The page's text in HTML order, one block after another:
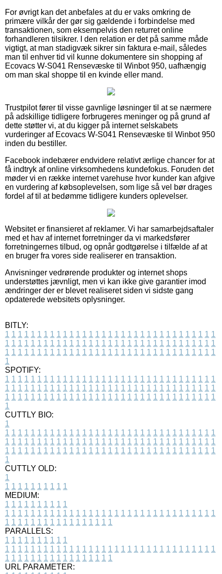
For øvrigt kan det anbefales at du er vaks omkring de
primære vilkår der gør sig gældende i forbindelse med
transaktionen, som eksempelvis den returret online
forhandleren tilsikrer. I den relation er det på samme måde
vigtigt, at man stadigvæk sikrer sin faktura e-mail, således
man til enhver tid vil kunne dokumentere sin shopping af
Ecovacs W-S041 Rensevæske til Winbot 950, uafhængig
om man skal shoppe til en kvinde eller mand.
Trustpilot fører til visse gavnlige løsninger til at se nærmere
på adskillige tidligere forbrugeres meninger og på grund af
dette støtter vi, at du kigger på internet selskabets
vurderinger af Ecovacs W-S041 Rensevæske til Winbot 950
inden du bestiller.
Facebook indebærer endvidere relativt ærlige chancer for at
få indtryk af online virksomhedens kundefokus. Foruden det
møder vi en række internet varehuse hvor kunder kan afgive
en vurdering af købsoplevelsen, som lige så vel bør drages
fordel af til at bedømme tidligere kunders oplevelser.
Websitet er finansieret af reklamer. Vi har samarbejdsaftaler
med et hav af internet forretninger da vi markedsfører
forretningernes tilbud, og opnår godtgørelse i tilfælde af at
en bruger fra vores side realiserer en transaktion.
Anvisninger vedrørende produkter og internet shops
understøttes jævnligt, men vi kan ikke give garantier imod
ændringer der er blevet realiseret siden vi sidste gang
opdaterede websitets oplysninger.
BITLY:
1 1 1 1 1 1 1 1 1 1 1 1 1 1 1 1 1 1 1 1 1 1 1 1 1 1 1 1 1 1 1 1 1
1 1 1 1 1 1 1 1 1 1 1 1 1 1 1 1 1 1 1 1 1 1 1 1 1 1 1 1 1 1 1 1 1
1 1 1 1 1 1 1 1 1 1 1 1 1 1 1 1 1 1 1 1 1 1 1 1 1 1 1 1 1 1 1 1 1
1
SPOTIFY:
1 1 1 1 1 1 1 1 1 1 1 1 1 1 1 1 1 1 1 1 1 1 1 1 1 1 1 1 1 1 1 1 1
1 1 1 1 1 1 1 1 1 1 1 1 1 1 1 1 1 1 1 1 1 1 1 1 1 1 1 1 1 1 1 1 1
1 1 1 1 1 1 1 1 1 1 1 1 1 1 1 1 1 1 1 1 1 1 1 1 1 1 1 1 1 1 1 1 1
1
CUTTLY BIO:
1
1 1 1 1 1 1 1 1 1 1 1 1 1 1 1 1 1 1 1 1 1 1 1 1 1 1 1 1 1 1 1 1 1
1 1 1 1 1 1 1 1 1 1 1 1 1 1 1 1 1 1 1 1 1 1 1 1 1 1 1 1 1 1 1 1 1
1 1 1 1 1 1 1 1 1 1 1 1 1 1 1 1 1 1 1 1 1 1 1 1 1 1 1 1 1 1 1 1 1
1
CUTTLY OLD:
1
1 1 1 1 1 1 1 1 1 1
MEDIUM:
1 1 1 1 1 1 1 1 1 1
1 1 1 1 1 1 1 1 1 1 1 1 1 1 1 1 1 1 1 1 1 1 1 1 1 1 1 1 1 1 1 1 1
1 1 1 1 1 1 1 1 1 1 1 1 1 1 1 1 1
PARALLELS:
1 1 1 1 1 1 1 1 1 1
1 1 1 1 1 1 1 1 1 1 1 1 1 1 1 1 1 1 1 1 1 1 1 1 1 1 1 1 1 1 1 1 1
1 1 1 1 1 1 1 1 1 1 1 1 1 1 1 1 1
URL PARAMETER: